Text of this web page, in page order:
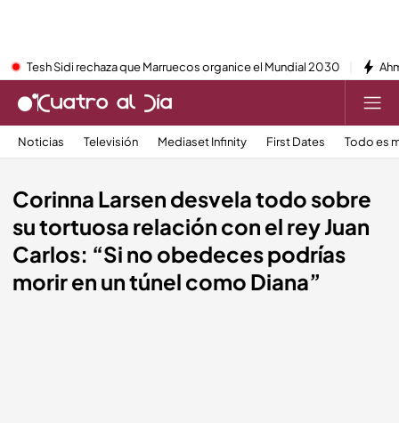
Tesh Sidi rechaza que Marruecos organice el Mundial 2030
Noticias Televisión Mediaset Infinity First Dates Todo es
Corinna Larsen desvela todo sobre
su tortuosa relación con el rey Juan
Carlos: “Si no obedeces podrías
morir en un túnel como Diana”